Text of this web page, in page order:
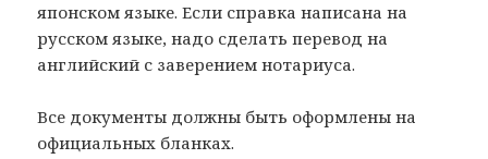
японском языке. Если справка написана на
русском языке, надо сделать перевод на
английский с заверением нотариуса.
Все документы должны быть оформлены на
официальных бланках.